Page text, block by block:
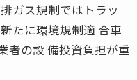
ガス規制ではトラッ
たに環境規制適 合車
者の設 備投資負担が重